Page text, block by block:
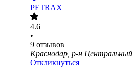
PETRAX
4.6
•
9 отзывов
Краснодар, р-н Центральный
Откликнуться